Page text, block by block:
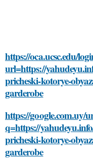
https://oca.ucsc.edu/
url=https://
pricheski-kotorye-
garderobe
https://google.com.uy/
q=https://
pricheski-kotorye-
garderobe